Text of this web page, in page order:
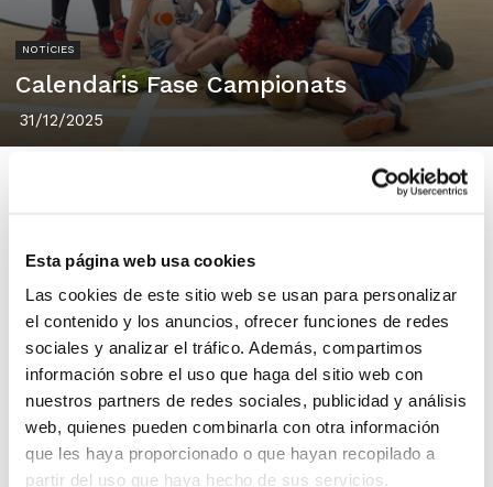
Esta página web usa cookies
Las cookies de este sitio web se usan para personalizar
el contenido y los anuncios, ofrecer funciones de redes
sociales y analizar el tráfico. Además, compartimos
información sobre el uso que haga del sitio web con
nuestros partners de redes sociales, publicidad y análisis
web, quienes pueden combinarla con otra información
que les haya proporcionado o que hayan recopilado a
partir del uso que haya hecho de sus servicios.
NOTÍCIES
Calendaris Fase Campionats
31/12/2025
Publicats els calendaris de competició de
la Fase Campionatsen totes les categories
la 2a Fase de les quals arranca després de
Reis:
Júnior Femení (Preferent i 1ª Zonal)